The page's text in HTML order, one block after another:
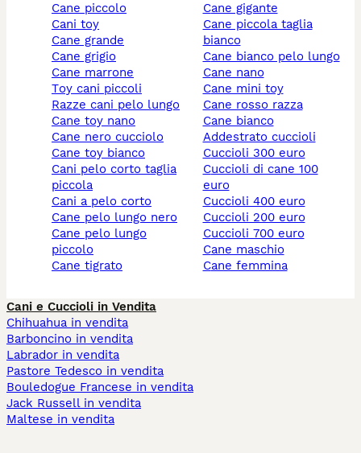
cane piccolo
cani toy
cane grande
cane grigio
cane marrone
toy cani piccoli
razze cani pelo lungo
cane toy nano
cane nero cucciolo
cane toy bianco
cani pelo corto taglia
piccola
cani a pelo corto
cane pelo lungo nero
cane pelo lungo
piccolo
cane tigrato
cane gigante
cane piccola taglia
bianco
cane bianco pelo lungo
cane nano
cane mini toy
cane rosso razza
cane bianco
addestrato cuccioli
cuccioli 300 euro
cuccioli di cane 100
euro
cuccioli 400 euro
cuccioli 200 euro
cuccioli 700 euro
cane maschio
cane femmina
Cani e Cuccioli in Vendita
Chihuahua in vendita
Barboncino in vendita
Labrador in vendita
Pastore Tedesco in vendita
Bouledogue Francese in vendita
Jack Russell in vendita
Maltese in vendita